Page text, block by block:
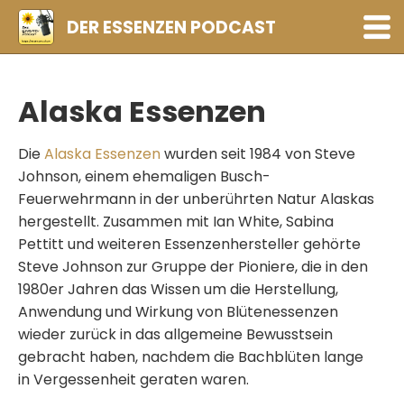
DER ESSENZEN PODCAST
Alaska Essenzen
DieAlaska Essenzenwurden seit 1984 von Steve
Johnson, einem ehemaligen Busch-
Feuerwehrmann in der unberührten Natur Alaskas
hergestellt. Zusammen mit Ian White, Sabina
Pettitt und weiteren Essenzenhersteller gehörte
Steve Johnson zur Gruppe der Pioniere, die in den
1980er Jahren das Wissen um die Herstellung,
Anwendung und Wirkung von Blütenessenzen
wieder zurück in das allgemeine Bewusstsein
gebracht haben, nachdem die Bachblüten lange
in Vergessenheit geraten waren.